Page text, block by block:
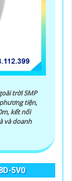
trời 5MP
tiện,
kết nối
và doanh
5V0